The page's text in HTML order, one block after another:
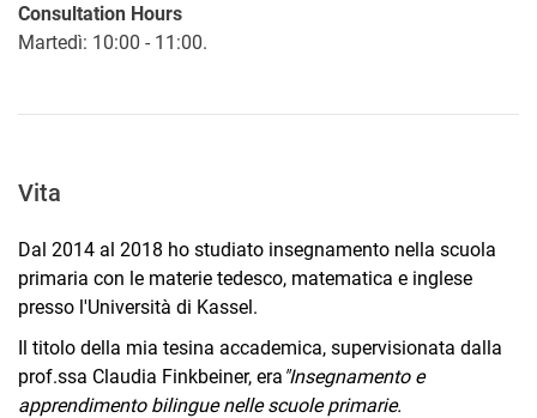
Consultation Hours
Martedì: 10:00 - 11:00.
Vita
Dal 2014 al 2018 ho studiato insegnamento nella scuola
primaria con le materie tedesco, matematica e inglese
presso l'Università di Kassel.
Il titolo della mia tesina accademica, supervisionata dalla
prof.ssa Claudia Finkbeiner, era "Insegnamento e
apprendimento bilingue nelle scuole primarie.